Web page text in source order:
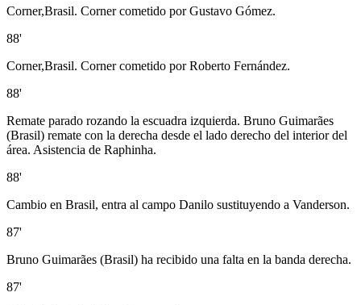
Corner,Brasil. Corner cometido por Gustavo Gómez.
88'
Corner,Brasil. Corner cometido por Roberto Fernández.
88'
Remate parado rozando la escuadra izquierda. Bruno Guimarães
(Brasil) remate con la derecha desde el lado derecho del interior del
área. Asistencia de Raphinha.
88'
Cambio en Brasil, entra al campo Danilo sustituyendo a Vanderson.
87'
Bruno Guimarães (Brasil) ha recibido una falta en la banda derecha.
87'